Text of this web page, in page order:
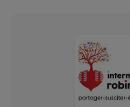
femmes précaires
sociolinguistiques par an.